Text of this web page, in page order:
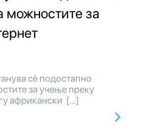
можностите за
сè подостапно
за учење преку
африкански […]